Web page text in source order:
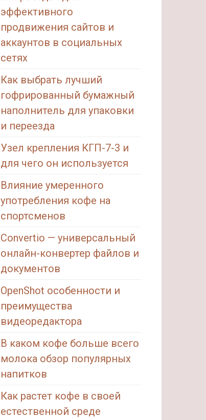
эффективного
продвижения сайтов и
аккаунтов в социальных
сетях
Как выбрать лучший
гофрированный бумажный
наполнитель для упаковки
и переезда
Узел крепления КГП-7-3 и
для чего он используется
Влияние умеренного
употребления кофе на
спортсменов
Convertio — универсальный
онлайн-конвертер файлов и
документов
OpenShot особенности и
преимущества
видеоредактора
В каком кофе больше всего
молока обзор популярных
напитков
Как растет кофе в своей
естественной среде